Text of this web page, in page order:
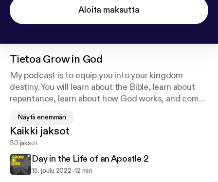
Aloita maksutta
Tietoa Grow in God
My podcast is to equip you into your kingdom
destiny. You will learn about the Bible, learn about
repentance, learn about how God works, and come
Spirit. This podcast will help you grow in your
discipleship of Jesus Christ
Näytä enemmän
Kaikki jaksot
30 jaksot
Day in the Life of an Apostle 2
15. joulu 2022-12 min